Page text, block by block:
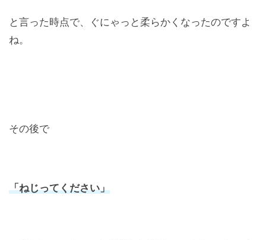
と言った時点で、ぐにゃっと柔らかくなったのですよ
ね。
その後で
「ねじってください」